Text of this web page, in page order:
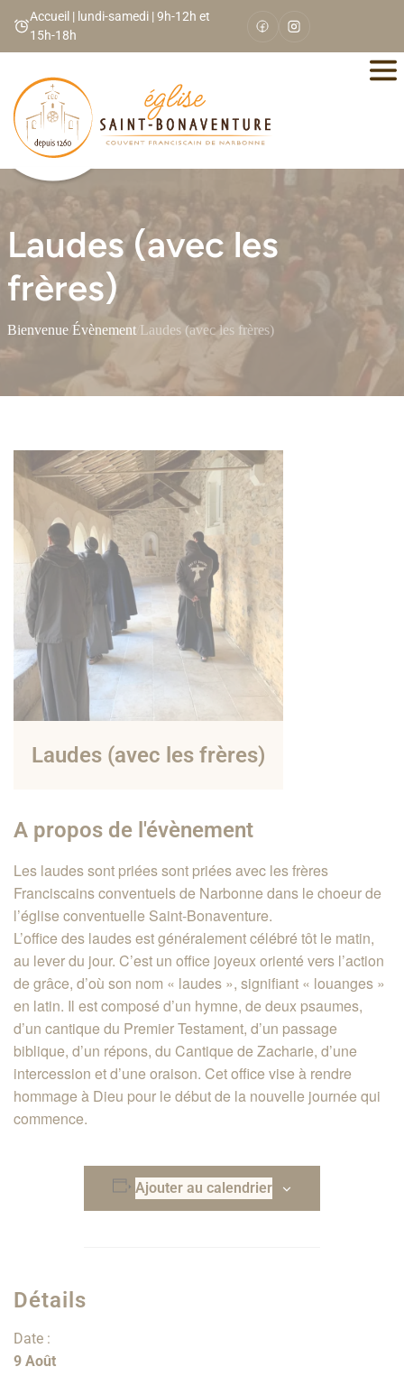
Panneau de gestion des cookies
Accueil | lundi-samedi | 9h-12h et
15h-18h
Laudes (avec les
frères)
Bienvenue Évènement Laudes (avec les frères)
Laudes (avec les frères)
A propos de l'évènement
Les laudes sont priées sont priées avec les frères
Franciscains conventuels de Narbonne dans le choeur de
l’église conventuelle Saint-Bonaventure.
L’office des laudes est généralement célébré tôt le matin,
au lever du jour. C’est un office joyeux orienté vers l’action
de grâce, d’où son nom « laudes », signifiant « louanges »
en latin. Il est composé d’un hymne, de deux psaumes,
d’un cantique du Premier Testament, d’un passage
biblique, d’un répons, du Cantique de Zacharie, d’une
intercession et d’une oraison. Cet office vise à rendre
hommage à Dieu pour le début de la nouvelle journée qui
commence.
Ajouter au calendrier
Détails
Date :
9 Août